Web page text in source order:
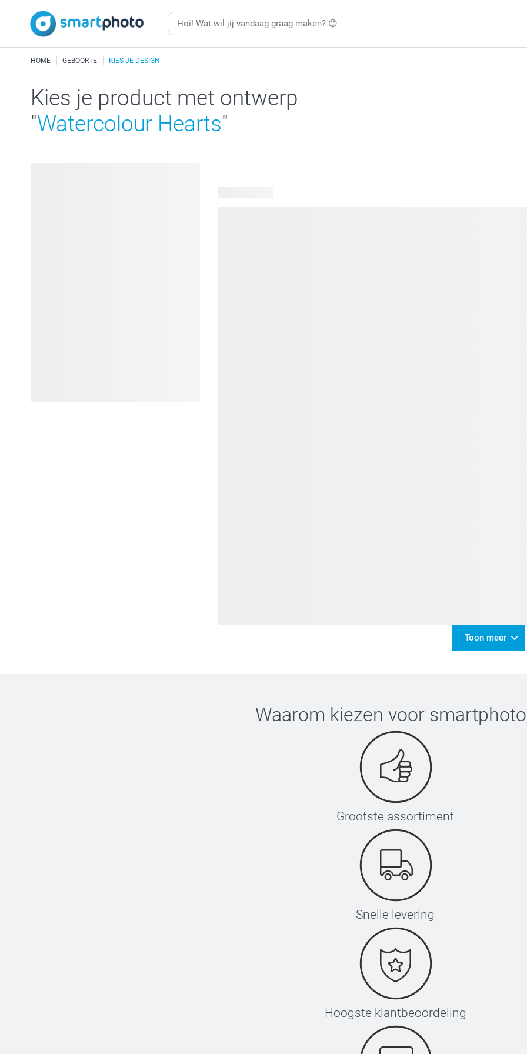
HOME GEBOORTE KIES JE DESIGN
Kies je product met ontwerp
"Watercolour Hearts"
Toon meer
Waarom kiezen voor smartphoto
Grootste assortiment
Snelle levering
Hoogste klantbeoordeling